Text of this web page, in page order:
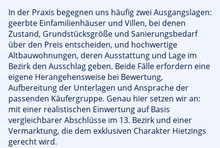
In der Praxis begegnen uns häufig zwei Ausgangslagen:
geerbte Einfamilienhäuser und Villen, bei denen
Zustand, Grundstücksgröße und Sanierungsbedarf
über den Preis entscheiden, und hochwertige
Altbauwohnungen, deren Ausstattung und Lage im
Bezirk den Ausschlag geben. Beide Fälle erfordern eine
eigene Herangehensweise bei Bewertung,
Aufbereitung der Unterlagen und Ansprache der
passenden Käufergruppe. Genau hier setzen wir an:
mit einer realistischen Einwertung auf Basis
vergleichbarer Abschlüsse im 13. Bezirk und einer
Vermarktung, die dem exklusiven Charakter Hietzings
gerecht wird.